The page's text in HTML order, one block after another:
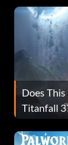
Does
Titanfall
Fans Are